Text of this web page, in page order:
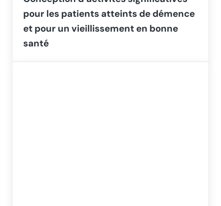
pour les patients atteints de démence
et pour un vieillissement en bonne
santé